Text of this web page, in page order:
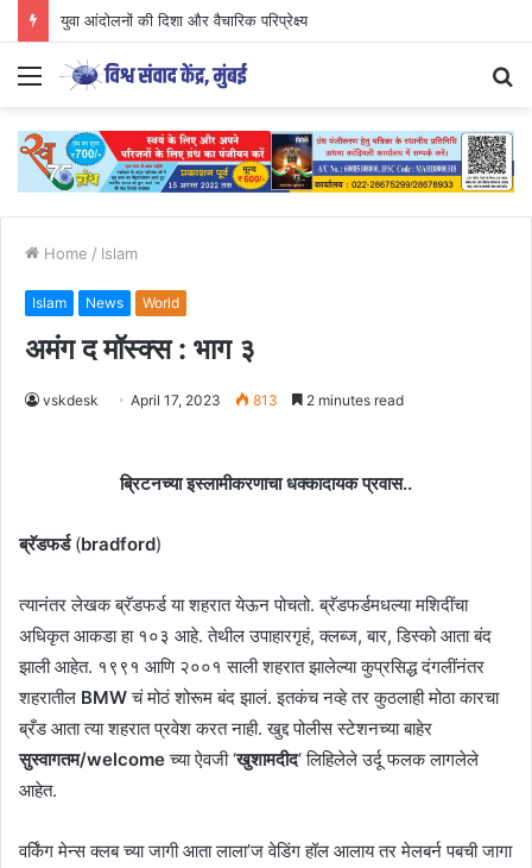
युवा आंदोलनों की दिशा और वैचारिक परिप्रेक्ष्य
Menu
Home / Islam
Islam News World
अमंग द मॉस्क्स : भाग ३
vskdesk April 17, 2023 813 2 minutes read
ब्रिटनच्या इस्लामीकरणाचा धक्कादायक प्रवास..
ब्रॅडफर्ड(bradford)
त्यानंतर लेखक ब्रॅडफर्ड या शहरात येऊन पोचतो. ब्रॅडफर्डमधल्या मशिदींचा
अधिकृत आकडा हा १०३ आहे. तेथील उपाहारगृहं, क्लब्ज, बार, डिस्को आता बंद
झाली आहेत. १९९१ आणि २००१ साली शहरात झालेल्या कुप्रसिद्ध दंगलींनंतर
शहरातील BMWचं मोठं शोरूम बंद झालं. इतकंच नव्हे तर कुठलाही मोठा कारचा
ब्रँड आता त्या शहरात प्रवेश करत नाही. खुद्द पोलीस स्टेशनच्या बाहेर
सुस्वागतम/welcomeच्या ऐवजी ‘खुशामदीद‘ लिहिलेले उर्दू फलक लागलेले
आहेत.
वर्किंग मेन्स क्लब च्या जागी आता लाला’ज वेडिंग हॉल आलाय तर मेलबर्न पबची जागा